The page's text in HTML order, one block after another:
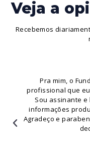
Veja a
Recebemos
Pra mim, o
profissional que
Sou assinante e
informações
Agradeço e